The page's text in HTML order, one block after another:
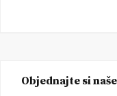
Objednajte si